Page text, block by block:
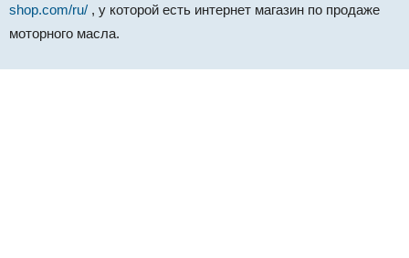
shop.com/ru/ , у которой есть интернет магазин по продаже
моторного масла.